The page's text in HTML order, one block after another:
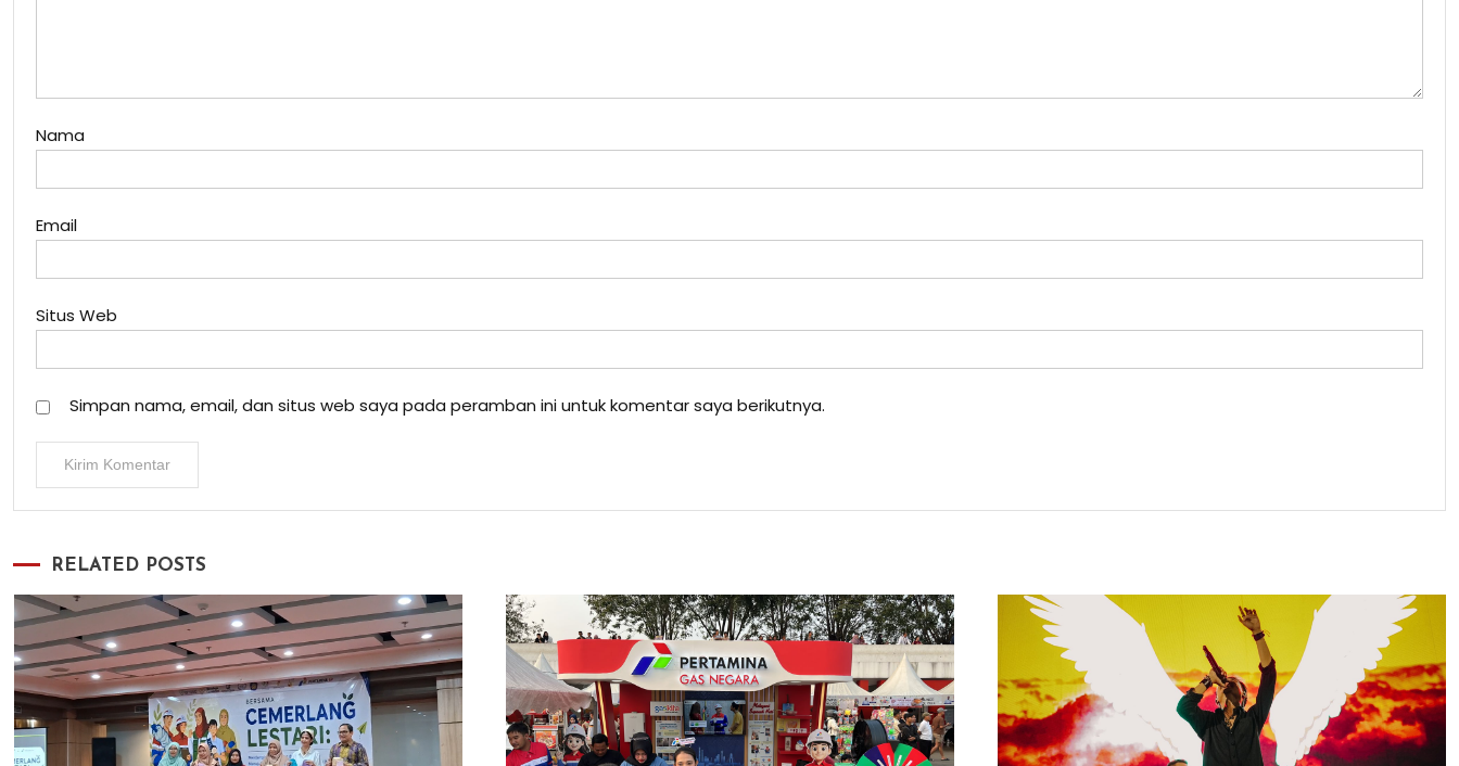
Nama
Email
Situs Web
Simpan nama, email, dan situs web saya pada peramban ini untuk komentar saya berikutnya.
RELATED POSTS